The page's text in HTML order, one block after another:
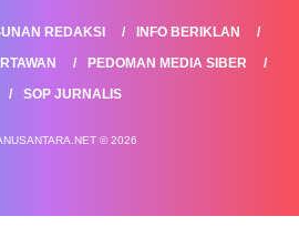
REDAKSI
INFO BERIKLAN
PEDOMAN MEDIA SIBER
SOP JURNALIS
© 2026